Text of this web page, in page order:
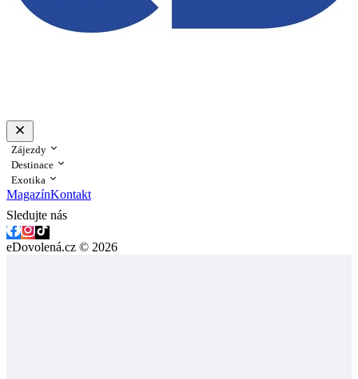
Zájezdy
Destinace
Exotika
MagazínKontakt
Sledujte nás
eDovolená.cz © 2026